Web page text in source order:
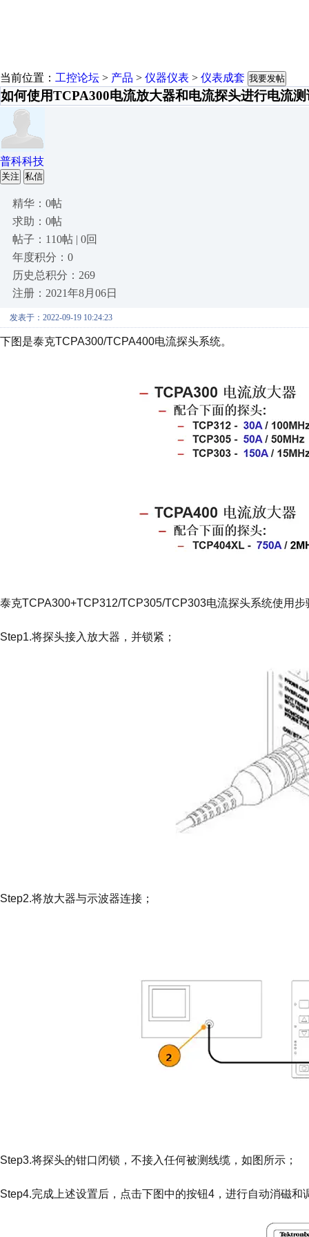
当前位置： 工控论坛 > 产品 > 仪器仪表 > 仪表成套 我要发帖
如何使用TCPA300电流放大器和电流探头进行电流测
普科科技
关注 私信
精华：0帖
求助：0帖
帖子：110帖 | 0回
年度积分：0
历史总积分：269
注册：2021年8月06日
发表于：2022-09-19 10:24:23
下图是泰克TCPA300/TCPA400电流探头系统。
泰克TCPA300+TCP312/TCP305/TCP303电流探头系统使用步
Step1.将探头接入放大器，并锁紧；
Step2.将放大器与示波器连接；
Step3.将探头的钳口闭锁，不接入任何被测线缆，如图所示；
Step4.完成上述设置后，点击下图中的按钮4，进行自动消磁和